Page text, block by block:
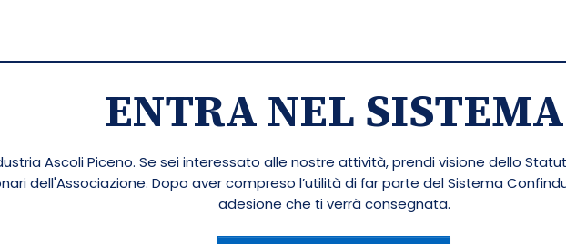
ENTRA NEL SISTEMA
Ascoli Piceno. Se sei interessato alle nostre attività, prendi visione dello
dell'Associazione. Dopo aver compreso l’utilità di far parte del Sistema
adesione che ti verrà consegnata.